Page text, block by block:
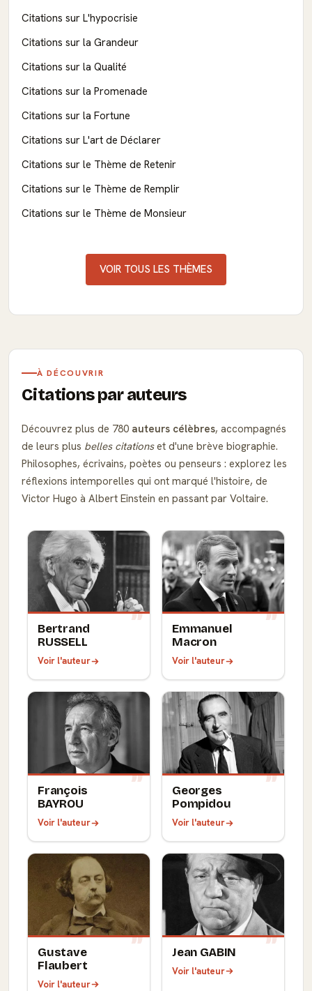
Citations sur L'hypocrisie
Citations sur la Grandeur
Citations sur la Qualité
Citations sur la Promenade
Citations sur la Fortune
Citations sur L'art de Déclarer
Citations sur le Thème de Retenir
Citations sur le Thème de Remplir
Citations sur le Thème de Monsieur
VOIR TOUS LES THÈMES
À DÉCOUVRIR
Citations par auteurs
Découvrez plus de 780 auteurs célèbres, accompagnés
de leurs plus belles citationset d'une brève biographie.
Philosophes, écrivains, poètes ou penseurs : explorez les
réflexions intemporelles qui ont marqué l'histoire, de
Victor Hugo à Albert Einstein en passant par Voltaire.
Bertrand
RUSSELL
Voir l'auteur
Emmanuel
Macron
Voir l'auteur
François
BAYROU
Voir l'auteur
Georges
Pompidou
Voir l'auteur
Gustave
Flaubert
Voir l'auteur
Jean GABIN
Voir l'auteur